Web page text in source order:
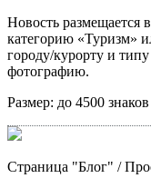
Новость размещается
категорию «Туризм»
городу/курорту и
фотографию.
Размер: до 4500 знаков
Страница "Блог" /